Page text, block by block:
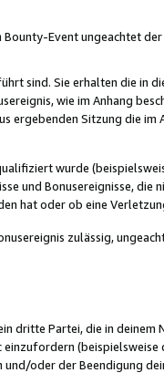
Bounty-Event ungeachtet der
sind. Sie erhalten die in
wie im Anhang
ergebenden Sitzung die im
wurde
und Bonusereignisse, die
hat oder ob eine
zulässig,
dritte Partei, die in deinem
(beispielsweise
oder der Beendigung